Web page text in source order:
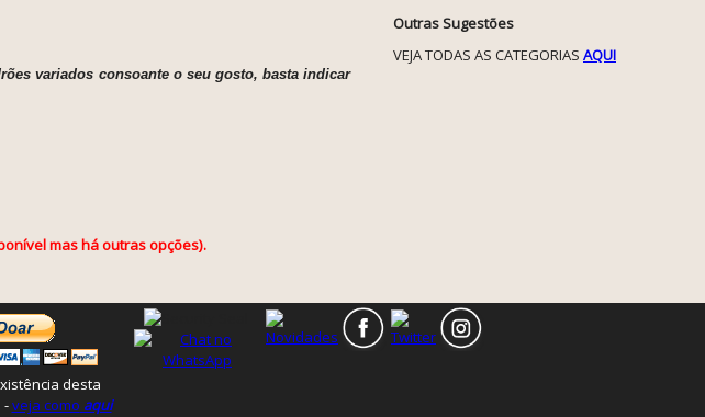
variados consoante o seu gosto, basta indicar
mas há outras opções).
Outras Sugestões
VEJA TODAS AS CATEGORIAS AQUI
desta
-veja como aqui